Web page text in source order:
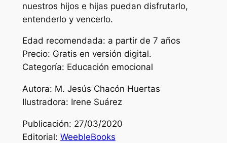
nuestros hijos e hijas puedan disfrutarlo,
entenderlo y vencerlo.
Edad recomendada: a partir de 7 años
Precio: Gratis en versión digital.
Categoría: Educación emocional
Autora: M. Jesús Chacón Huertas
Ilustradora: Irene Suárez
Publicación: 27/03/2020
Editorial: WeebleBooks